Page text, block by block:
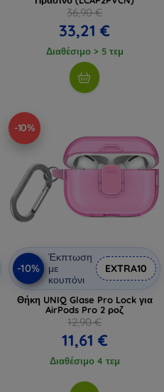
36,90 €
33,21 €
Διαθέσιμο > 5 τεμ
-10%
-10%
Έκπτωση
με
κουπόνι
EXTRA10
Θήκη UNIQ Glase Pro Lock για
AirPods Pro 2 ροζ
12,90 €
11,61 €
Διαθέσιμο 4 τεμ